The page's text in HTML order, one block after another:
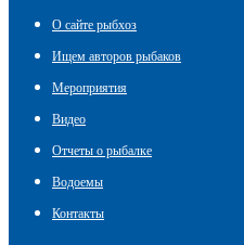
О сайте рыбхоз
Ищем авторов рыбаков
Мероприятия
Видео
Отчеты о рыбалке
Водоемы
Контакты